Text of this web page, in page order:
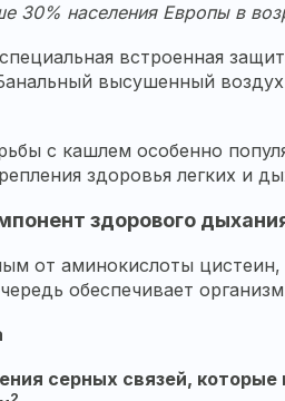
30% населения Европы в
встроенная
высушенный
с кашлем особенно
здоровья легких и
здорового
от аминокислоты
обеспечивает
серных связей,